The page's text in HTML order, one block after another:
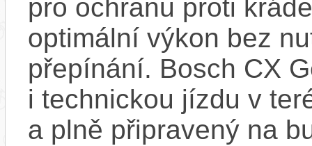
pro ochranu proti
optimální výkon bez
přepínání. Bosch CX
i technickou jízdu v
a plně připravený na